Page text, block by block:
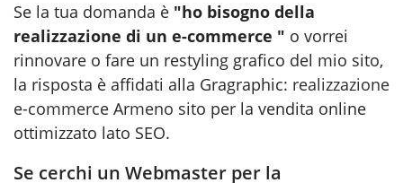
Se la tua domanda è "ho bisogno della
realizzazione di un e-commerce " o vorrei
rinnovare o fare un restyling grafico del mio sito,
la risposta è affidati alla Gragraphic: realizzazione
e-commerce Armeno sito per la vendita online
ottimizzato lato SEO.
Se cerchi un Webmaster per la